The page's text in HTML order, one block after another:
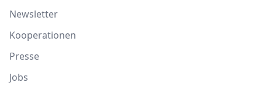
Newsletter
Kooperationen
Presse
Jobs